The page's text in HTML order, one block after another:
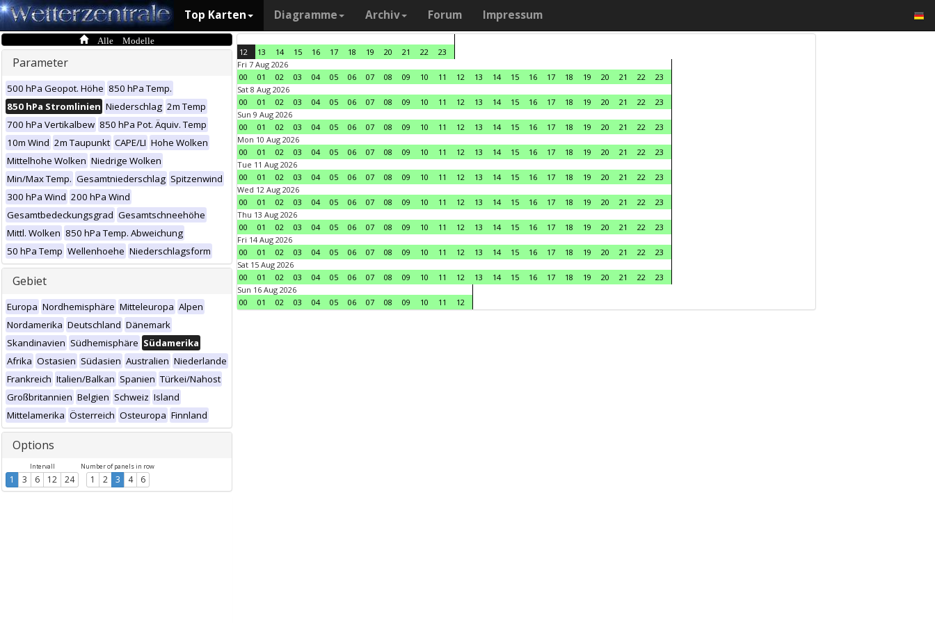
Top Karten Diagramme Archiv Forum Impressum
Alle Modelle
Parameter
500 hPa Geopot. Höhe 850 hPa Temp.
850 hPa Stromlinien Niederschlag 2m Temp
700 hPa Vertikalbew 850 hPa Pot. Äquiv. Temp
10m Wind 2m Taupunkt CAPE/LI Hohe Wolken
Mittelhohe Wolken Niedrige Wolken
Min/Max Temp. Gesamtniederschlag Spitzenwind
300 hPa Wind 200 hPa Wind
Gesamtbedeckungsgrad Gesamtschneehöhe
Mittl. Wolken 850 hPa Temp. Abweichung
50 hPa Temp Wellenhoehe Niederschlagsform
Gebiet
Europa Nordhemisphäre Mitteleuropa Alpen
Nordamerika Deutschland Dänemark
Skandinavien Südhemisphäre Südamerika
Afrika Ostasien Südasien Australien Niederlande
Frankreich Italien/Balkan Spanien Türkei/Nahost
Großbritannien Belgien Schweiz Island
Mittelamerika Österreich Osteuropa Finnland
Options
Intervall
1 3 6 12 24
Number of panels in row
1 2 3 4 6
12 13 14 15 16 17 18 19 20 21 22
23
Fri 7 Aug 2026
00
01 02 03 04 05 06 07 08 09 10 11 12 13 14 15 16 17 18 19 20 21 22
23
Sat 8 Aug 2026
00
01 02 03 04 05 06 07 08 09 10 11 12 13 14 15 16 17 18 19 20 21 22
23
Sun 9 Aug 2026
00
01 02 03 04 05 06 07 08 09 10 11 12 13 14 15 16 17 18 19 20 21 22
23
Mon 10 Aug 2026
00
01 02 03 04 05 06 07 08 09 10 11 12 13 14 15 16 17 18 19 20 21 22
23
Tue 11 Aug 2026
00
01 02 03 04 05 06 07 08 09 10 11 12 13 14 15 16 17 18 19 20 21 22
23
Wed 12 Aug 2026
00
01 02 03 04 05 06 07 08 09 10 11 12 13 14 15 16 17 18 19 20 21 22
23
Thu 13 Aug 2026
00
01 02 03 04 05 06 07 08 09 10 11 12 13 14 15 16 17 18 19 20 21 22
23
Fri 14 Aug 2026
00
01 02 03 04 05 06 07 08 09 10 11 12 13 14 15 16 17 18 19 20 21 22
23
Sat 15 Aug 2026
00
01 02 03 04 05 06 07 08 09 10 11 12 13 14 15 16 17 18 19 20 21 22
23
Sun 16 Aug 2026
00
01 02 03 04 05 06 07 08 09 10 11 12